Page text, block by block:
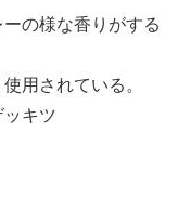
の様な香りがする
用されている。
キツ